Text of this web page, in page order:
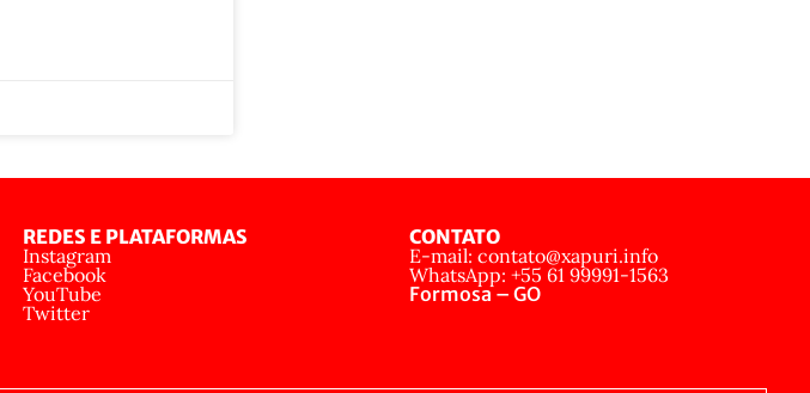
REDES E PLATAFORMAS
Instagram
Facebook
YouTube
Twitter
CONTATO
E-mail: contato@xapuri.info
WhatsApp: +55 61 99991-1563
Formosa – GO